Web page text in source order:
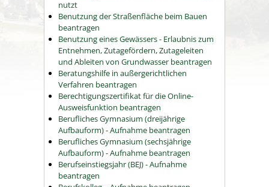
nutzt
Benutzung der Straßenfläche beim Bauen
beantragen
Benutzung eines Gewässers - Erlaubnis zum
Entnehmen, Zutagefördern, Zutageleiten
und Ableiten von Grundwasser beantragen
Beratungshilfe in außergerichtlichen
Verfahren beantragen
Berechtigungszertifikat für die Online-
Ausweisfunktion beantragen
Berufliches Gymnasium (dreijährige
Aufbauform) - Aufnahme beantragen
Berufliches Gymnasium (sechsjährige
Aufbauform) - Aufnahme beantragen
Berufseinstiegsjahr (BEJ) - Aufnahme
beantragen